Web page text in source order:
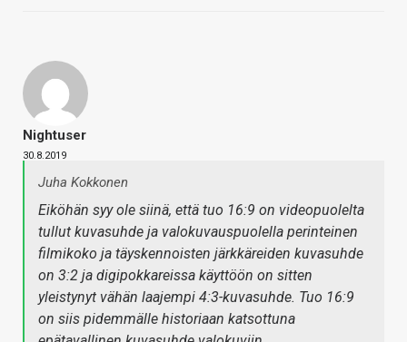
Nightuser
30.8.2019
Juha Kokkonen
Eiköhän syy ole siinä, että tuo 16:9 on videopuolelta
tullut kuvasuhde ja valokuvauspuolella perinteinen
filmikoko ja täyskennoisten järkkäreiden kuvasuhde
on 3:2 ja digipokkareissa käyttöön on sitten
yleistynyt vähän laajempi 4:3-kuvasuhde. Tuo 16:9
on siis pidemmälle historiaan katsottuna